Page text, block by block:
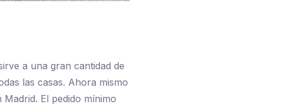
a una gran cantidad de
las casas. Ahora mismo
El pedido mínimo